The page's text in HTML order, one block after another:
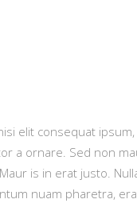
elit consequat
a ornare. Sed non
is in erat justo.
nuam pharetra,